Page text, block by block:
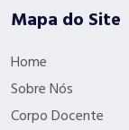
Mapa do Site
Home
Sobre Nós
Corpo Docente